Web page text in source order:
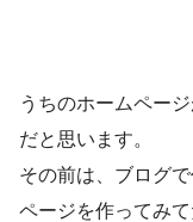
うちのホームペー
だと思います。
その前は、ブログ
ページを作ってみて